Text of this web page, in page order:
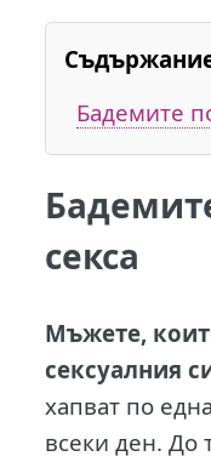
Бадемите
секса
Мъжете,
сексуалния
хапват по
всеки ден. До